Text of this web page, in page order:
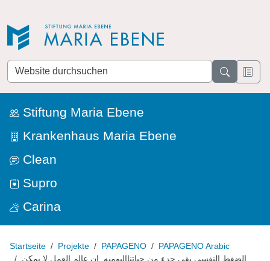
Website
durchsuchen
Stiftung Maria Ebene
Krankenhaus Maria Ebene
Clean
Supro
Carina
Startseite Projekte PAPAGENO
PAPAGENO Arabic
الضغط النفسي بقي جزء من حياتنااليوميه. إن عالم العمل لا يمكن